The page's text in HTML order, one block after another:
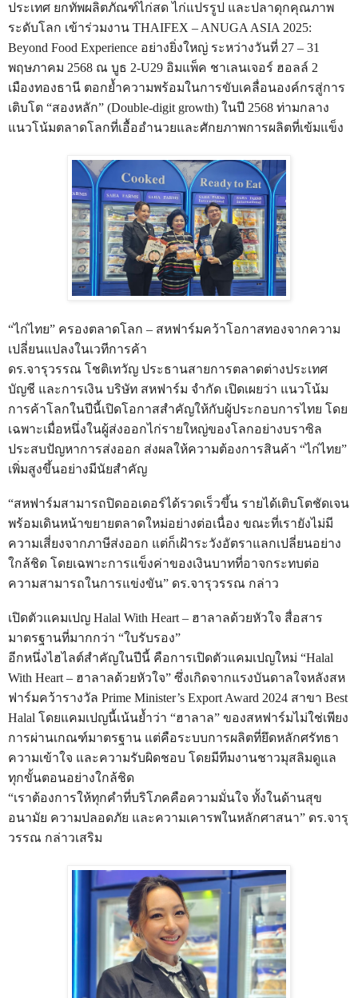
ประเทศ ยกทัพผลิตภัณฑ์ไก่สด ไก่แปรรูป และปลาดุกคุณภาพ
ระดับโลก เข้าร่วมงาน THAIFEX – ANUGA ASIA 2025:
Beyond Food Experience อย่างยิ่งใหญ่ ระหว่างวันที่ 27 – 31
พฤษภาคม 2568 ณ บูธ 2-U29 อิมแพ็ค ชาเลนเจอร์ ฮอลล์ 2
เมืองทองธานี ตอกย้ำความพร้อมในการขับเคลื่อนองค์กรสู่การ
เติบโต “สองหลัก” (Double-digit growth) ในปี 2568 ท่ามกลาง
แนวโน้มตลาดโลกที่เอื้ออำนวยและศักยภาพการผลิตที่เข้มแข็ง
“ไก่ไทย” ครองตลาดโลก – สหฟาร์มคว้าโอกาสทองจากความ
เปลี่ยนแปลงในเวทีการค้า
ดร.จารุวรรณ โชติเทวัญ ประธานสายการตลาดต่างประเทศ
บัญชี และการเงิน บริษัท สหฟาร์ม จำกัด เปิดเผยว่า แนวโน้ม
การค้าโลกในปีนี้เปิดโอกาสสำคัญให้กับผู้ประกอบการไทย โดย
เฉพาะเมื่อหนึ่งในผู้ส่งออกไก่รายใหญ่ของโลกอย่างบราซิล
ประสบปัญหาการส่งออก ส่งผลให้ความต้องการสินค้า “ไก่ไทย”
เพิ่มสูงขึ้นอย่างมีนัยสำคัญ
“สหฟาร์มสามารถปิดออเดอร์ได้รวดเร็วขึ้น รายได้เติบโตชัดเจน
พร้อมเดินหน้าขยายตลาดใหม่อย่างต่อเนื่อง ขณะที่เรายังไม่มี
ความเสี่ยงจากภาษีส่งออก แต่ก็เฝ้าระวังอัตราแลกเปลี่ยนอย่าง
ใกล้ชิด โดยเฉพาะการแข็งค่าของเงินบาทที่อาจกระทบต่อ
ความสามารถในการแข่งขัน” ดร.จารุวรรณ กล่าว
เปิดตัวแคมเปญ Halal With Heart – ฮาลาลด้วยหัวใจ สื่อสาร
มาตรฐานที่มากกว่า “ใบรับรอง”
อีกหนึ่งไฮไลต์สำคัญในปีนี้ คือการเปิดตัวแคมเปญใหม่ “Halal
With Heart – ฮาลาลด้วยหัวใจ” ซึ่งเกิดจากแรงบันดาลใจหลังสห
ฟาร์มคว้ารางวัล Prime Minister’s Export Award 2024 สาขา Best
Halal โดยแคมเปญนี้เน้นย้ำว่า “ฮาลาล” ของสหฟาร์มไม่ใช่เพียง
การผ่านเกณฑ์มาตรฐาน แต่คือระบบการผลิตที่ยึดหลักศรัทธา
ความเข้าใจ และความรับผิดชอบ โดยมีทีมงานชาวมุสลิมดูแล
ทุกขั้นตอนอย่างใกล้ชิด
“เราต้องการให้ทุกคำที่บริโภคคือความมั่นใจ ทั้งในด้านสุข
อนามัย ความปลอดภัย และความเคารพในหลักศาสนา” ดร.จารุ
วรรณ กล่าวเสริม